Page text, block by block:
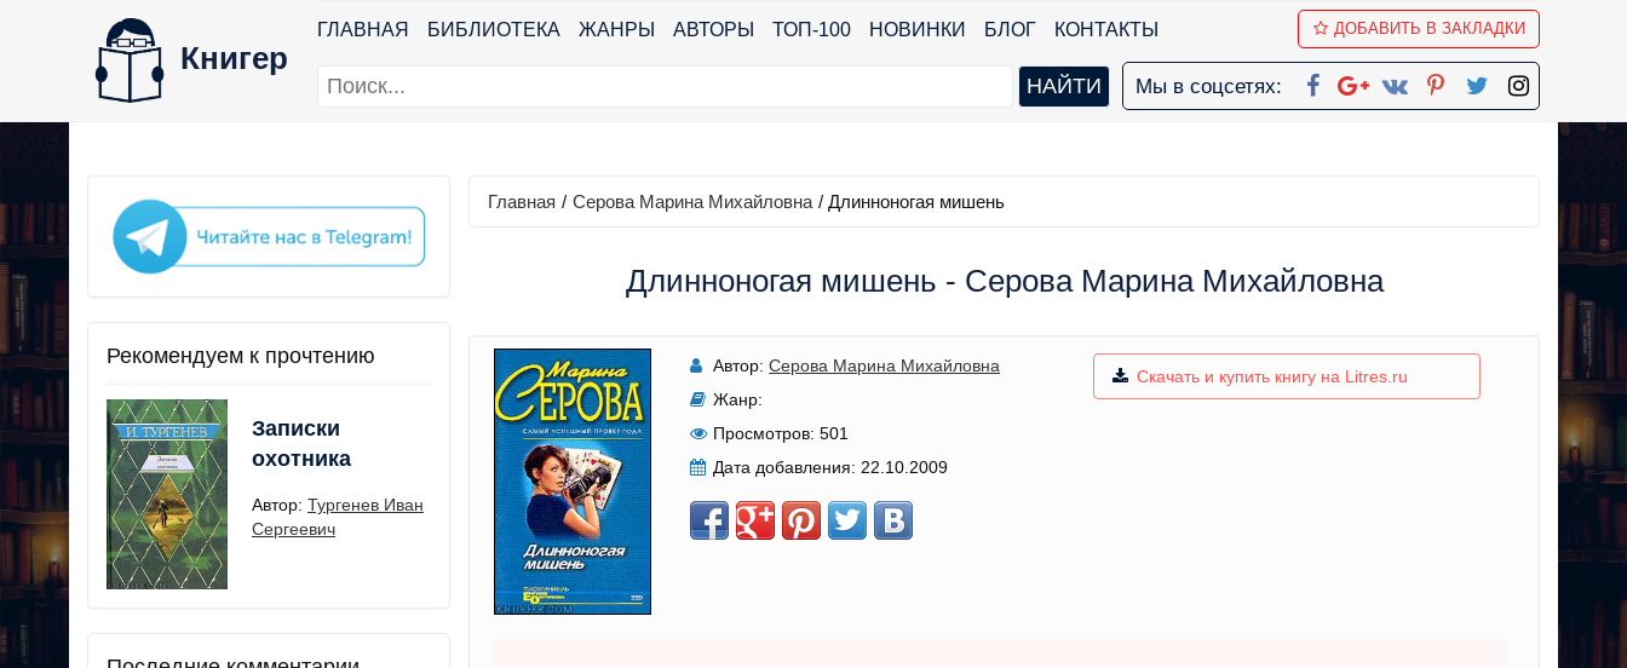
Книгер
ГЛАВНАЯ БИБЛИОТЕКА ЖАНРЫ АВТОРЫ ТОП-100 НОВИНКИ БЛОГ КОНТАКТЫ ДОБАВИТЬ В ЗАКЛАДКИ
Мы в соцсетях:
Рекомендуем к прочтению
Записки
охотника
Автор: Тургенев Иван
Сергеевич
Главная / Серова Марина Михайловна / Длинноногая мишень
Длинноногая мишень - Серова Марина Михайловна
Автор: Серова Марина Михайловна
Жанр:
Просмотров: 501
Дата добавления: 22.10.2009
Скачать и купить книгу на Litres.ru